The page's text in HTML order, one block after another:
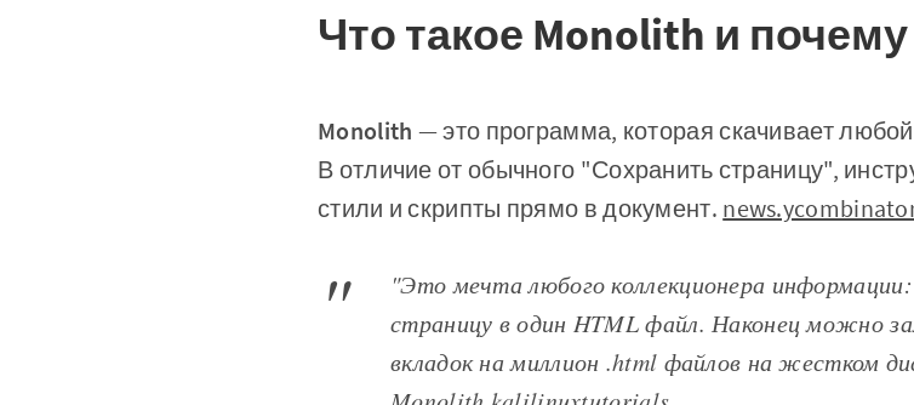
Что такое Monolith и
Monolith — это программа, которая скачивает
В отличие от обычного "Сохранить страницу",
стили и скрипты прямо в документ.
"Это мечта любого коллекционера
страницу в один HTML файл. Наконец можно
вкладок на миллион .html файлов на жестком